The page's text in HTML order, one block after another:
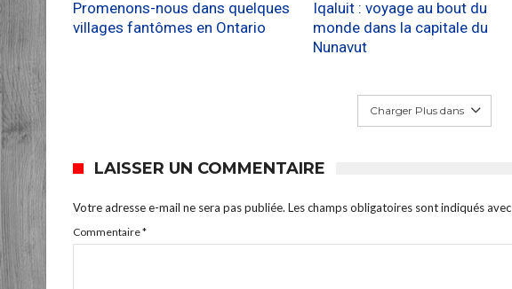
Promenons-nous dans quelques
villages fantômes en Ontario
Iqaluit : voyage au bout du
monde dans la capitale du
Nunavut
Charger Plus dans
LAISSER UN COMMENTAIRE
Votre adresse e-mail ne sera pas publiée. Les champs obligatoires sont indiqués avec
Commentaire*